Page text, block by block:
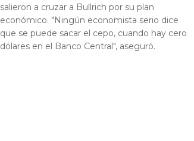
salieron a cruzar a Bullrich por su plan
económico. "Ningún economista serio dice
que se puede sacar el cepo, cuando hay cero
dólares en el Banco Central", aseguró.